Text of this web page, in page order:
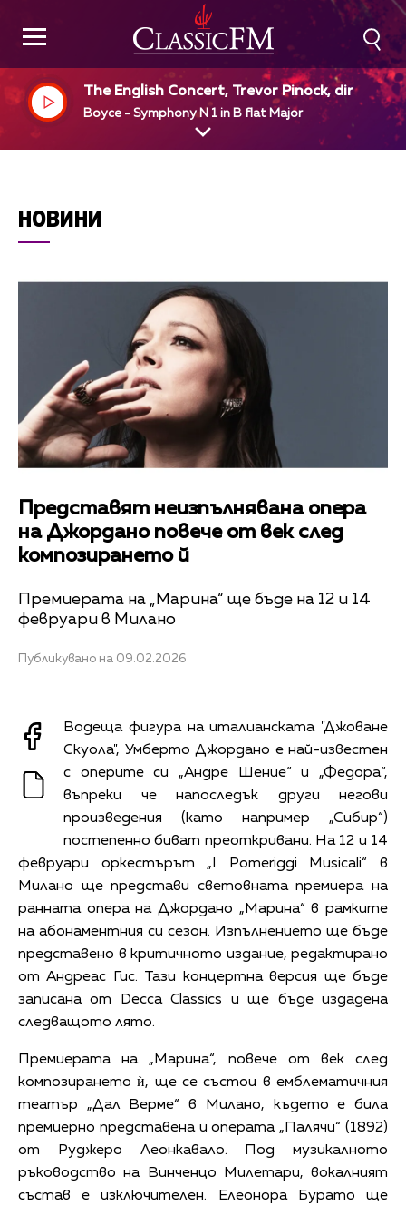
The English Concert, Trevor Pinock, dir
Boyce - Symphony N 1 in B flat Major
НОВИНИ
Представят неизпълнявана опера
на Джордано повече от век след
композирането й
Премиерата на „Марина“ ще бъде на 12 и 14
февруари в Милано
Публикувано на 09.02.2026
Водеща фигура на италианската "Джоване
Скуола", Умберто Джордано е най-известен
с оперите си „Андре Шение“ и „Федора“,
въпреки че напоследък други негови
произведения (като например „Сибир“)
постепенно биват преоткривани. На 12 и 14
февруари оркестърът „I Pomeriggi Musicali“ в
Милано ще представи световната премиера на
ранната опера на Джордано „Марина“ в рамките
на абонаментния си сезон. Изпълнението ще бъде
представено в критичното издание, редактирано
от Андреас Гис. Тази концертна версия ще бъде
записана от Decca Classics и ще бъде издадена
следващото лято.
Премиерата на „Марина“, повече от век след
композирането ѝ, ще се състои в емблематичния
театър „Дал Верме“ в Милано, където е била
премиерно представена и операта „Палячи“ (1892)
от Руджеро Леонкавало. Под музикалното
ръководство на Винченцо Милетари, вокалният
състав е изключителен. Елеонора Бурато ще